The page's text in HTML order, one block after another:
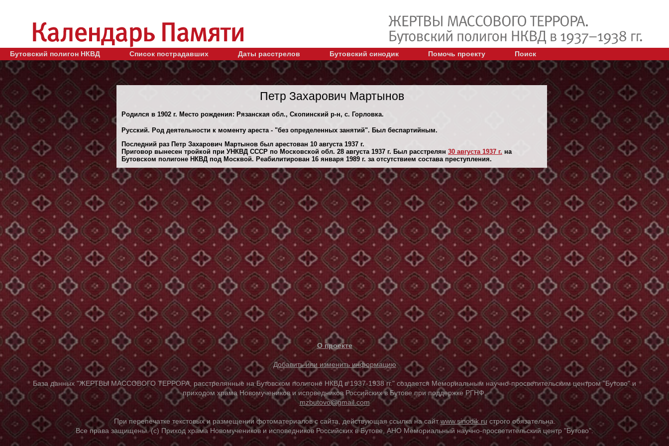
Бутовский полигон НКВД Список пострадавших Даты расстрелов Бутовский синодик Помочь проекту Поиск
Петр Захарович Мартынов
Родился в 1902 г. Место рождения: Рязанская обл., Скопинский р-н, с. Горловка.
Русский. Род деятельности к моменту ареста - "без определенных занятий". Был беспартийным.
Последний раз Петр Захарович Мартынов был арестован 10 августа 1937 г.
Приговор вынесен тройкой при УНКВД СССР по Московской обл. 28 августа 1937 г. Был расстрелян 30 августа 1937 г. на
Бутовском полигоне НКВД под Москвой. Реабилитирован 16 января 1989 г. за отсутствием состава преступления.
О проекте
Добавить или изменить информацию
База данных "ЖЕРТВЫ МАССОВОГО ТЕРРОРА, расстрелянные на Бутовском полигоне НКВД в 1937-1938 гг." создается Мемориальным научно-просветительским центром "Бутово" и
приходом храма Новомучеников и исповедников Российских в Бутове при поддержке РГНФ.
mzbutovo@gmail.com
При перепечатке текстовых и размещении фотоматериалов с сайта, действующая ссылка на сайтwww.sinodik.ru строго обязательна.
Все права защищены. (с) Приход храма Новомучеников и исповедников Российских в Бутове, АНО Мемориальный научно-просветительский центр "Бутово".